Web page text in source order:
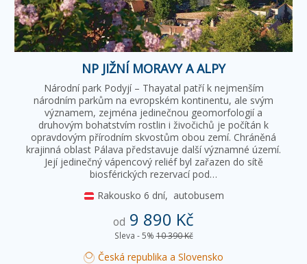
NP JIŽNÍ MORAVY A ALPY
Národní park Podyjí – Thayatal patří k nejmenším
národním parkům na evropském kontinentu, ale svým
významem, zejména jedinečnou geomorfologií a
druhovým bohatstvím rostlin i živočichů je počítán k
opravdovým přírodním skvostům obou zemí. Chráněná
krajinná oblast Pálava představuje další významné území.
Její jedinečný vápencový reliéf byl zařazen do sítě
biosférických rezervací pod…
Rakousko 6 dní, autobusem
od 9 890 Kč
Sleva - 5% 10 390 Kč
Česká republika a Slovensko